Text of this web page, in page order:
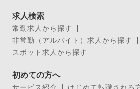
求人検索
常勤求人から探す
非常勤（アルバイト）求人から探す
スポット求人から探す
初めての方へ